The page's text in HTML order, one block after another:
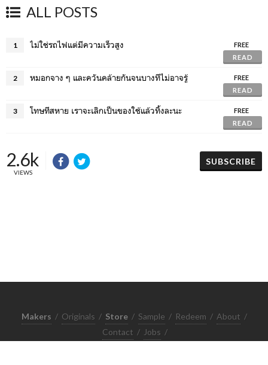
ALL POSTS
1 ไม่ใช่รถไฟแต่มีความเร็วสูง
FREE
READ
2 หมอกจาง ๆ และควันคล้ายกันจนบางทีไม่อาจรู้
FREE
READ
3 โทษทีสหาย เราจะเลิกเป็นของใช้แล้วทิ้งละนะ
FREE
READ
2.6k
VIEWS
SUBSCRIBE
Makers / Originals / Store / Sample / Redeem / About /
Contact / Jobs /